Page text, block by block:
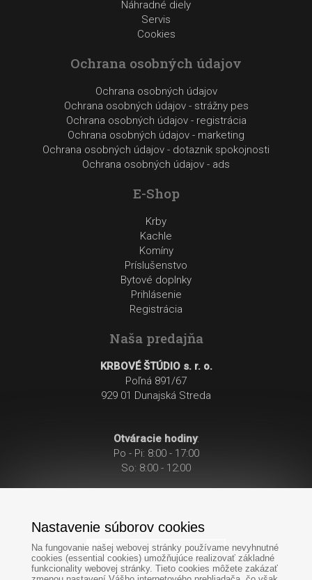
Náhradné diely
Servis
Cookies
Ochrana osobných údajov
Ochrana osobných údajov
Ochrana osobných údajov - strážny pes
Ochrana osobných údajov - registrácia
Ochrana osobných údajov - marketing
Ochrana osobných údajov - dotaznik spokojnosti
Ochrana osobných údajov - ads
E-Shop
Krby
Kachle
Komíny
Príslušenstvo
Bytové doplnky
Prihlásenie
Registrácia
Naša predajňa
KRBOVÉ ŠTÚDIO s. r. o.
Poľná 891/67
929 01 Dunajská Streda
Otváracie hodiny:
Po - Pi: 8:00 - 17:00
So: 8:00 - 12:00
Nastavenie súborov cookies
Na fungovanie našej webovej stránky používame nevyhnutné
cookies (essential cookies) umožňujúce realizovať základné
funkcionality webovej stránky. Tieto cookies môžete zakázať